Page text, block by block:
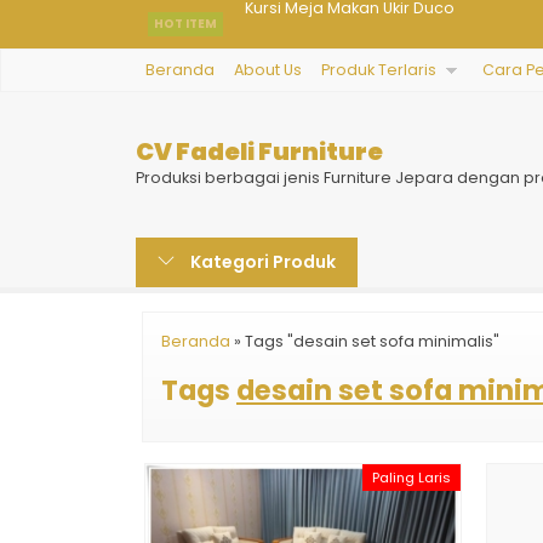
HOT ITEM
Kursi Ruang Tamu Kecil Coconut
Lemari Hias Ruang Tamu Kaca
Tempat Tidur Anak Ukir Selena
Beranda About Us Produk Terlaris Cara
CV Fadeli Furniture
Produksi berbagai jenis Furniture Jepara dengan
Kategori Produk
Beranda » Tags "desain set sofa minimalis"
Tags desain set sofa
Paling Laris